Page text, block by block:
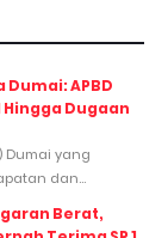
APBD
Dugaan
Dumai yang
dan...
Berat,